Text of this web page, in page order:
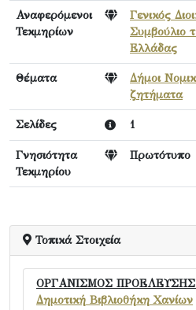
Αναφερόμενοι
Τεκμηρίων
Γενικός
Συμβούλιο
Ελλάδας
Θέματα Δήμοι
ζητήματα
Σελίδες 1
Γνησιότητα
Τεκμηρίου
Πρωτότυπο
Τοπικά Στοιχεία
ΟΡΓΑΝΙΣΜΟΣ ΠΡΟΕΛΕΥΣΗΣ
Δημοτική Βιβλιοθήκη Χανίων